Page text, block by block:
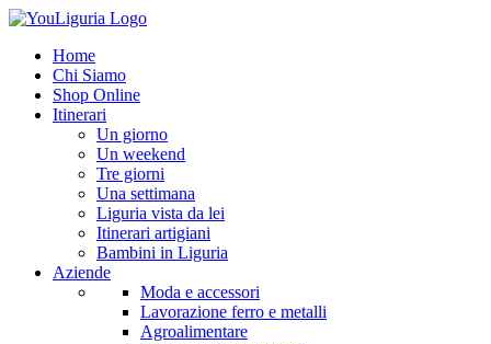
Home
Chi Siamo
Shop Online
Itinerari
Un giorno
Un weekend
Tre giorni
Una settimana
Liguria vista da lei
Itinerari artigiani
Bambini in Liguria
Aziende
Moda e accessori
Lavorazione ferro e metalli
Agroalimentare